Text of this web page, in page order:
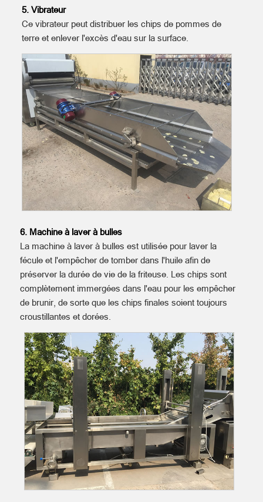
5. Vibrateur
Ce vibrateur peut distribuer les chips de pommes de
terre et enlever l'excès d'eau sur la surface.
6. Machine à laver à bulles
La machine à laver à bulles est utilisée pour laver la
fécule et l'empêcher de tomber dans l'huile afin de
préserver la durée de vie de la friteuse. Les chips sont
complètement immergées dans l'eau pour les empêcher
de brunir, de sorte que les chips finales soient toujours
croustillantes et dorées.